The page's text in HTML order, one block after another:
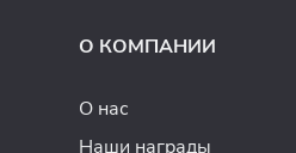
О КОМПАНИИ
О нас
Наши награды